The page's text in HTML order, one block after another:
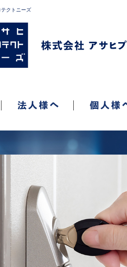
クトニーズ